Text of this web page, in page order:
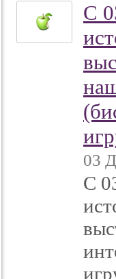
С
03
С